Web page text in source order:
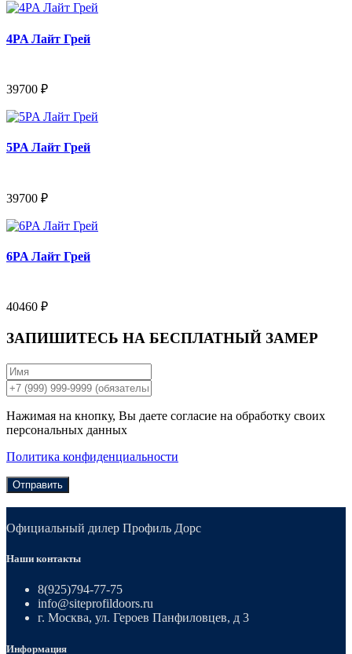
4PA Лайт Грей
39700 ₽
5PA Лайт Грей
39700 ₽
6PA Лайт Грей
40460 ₽
ЗАПИШИТЕСЬ НА БЕСПЛАТНЫЙ ЗАМЕР
Нажимая на кнопку, Вы даете согласие на обработку своих
персональных данных
Политика конфиденциальности
Отправить
Официальный дилер Профиль Дорс
Наши контакты
8(925)794-77-75
info@siteprofildoors.ru
г. Москва, ул. Героев Панфиловцев, д 3
Информация